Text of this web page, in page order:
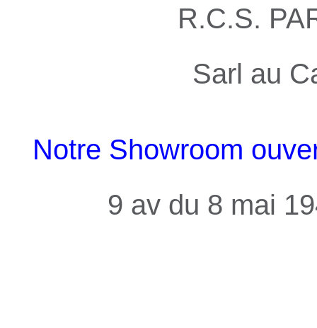
R.C.S.
Sarl au
Notre Showroom
9 av du 8 mai